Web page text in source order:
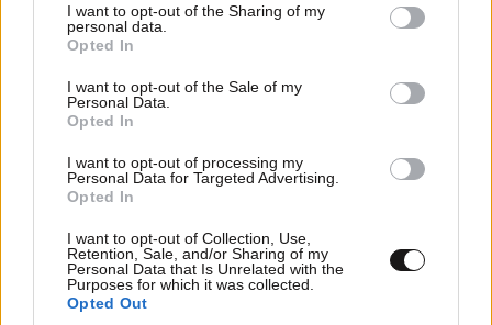
not limited to your visit or usage behaviour. You may click to
grant or deny consent to Google and its third-party tags to
use your data for below specified purposes in below Google
consent section.
I want to opt-out of the Sharing of my
personal data.
Opted In
I want to opt-out of the Sale of my
Personal Data.
Opted In
I want to opt-out of processing my
Personal Data for Targeted Advertising.
Opted In
I want to opt-out of Collection, Use,
Retention, Sale, and/or Sharing of my
Personal Data that Is Unrelated with the
Purposes for which it was collected.
Opted Out
Αρχηγείο Ηθικής Καθοδήγησης;..παπάδες ε;
ΑΝΤΑΠΟΔΟΣΗ 10·09·2025 19:59
μαγκιές των ΧΟΥΘΙ …….
Απαντήστε